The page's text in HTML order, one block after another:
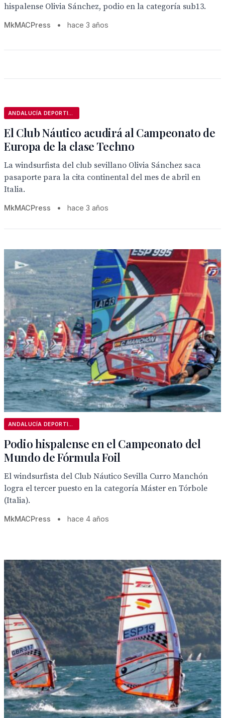
hispalense Olivia Sánchez, podio en la categoría sub13.
MkMACPress • hace 3 años
El Club Náutico acudirá al Campeonato de
Europa de la clase Techno
La windsurfista del club sevillano Olivia Sánchez saca
pasaporte para la cita continental del mes de abril en
Italia.
MkMACPress • hace 3 años
Podio hispalense en el Campeonato del
Mundo de Fórmula Foil
El windsurfista del Club Náutico Sevilla Curro Manchón
logra el tercer puesto en la categoría Máster en Tórbole
(Italia).
MkMACPress • hace 4 años